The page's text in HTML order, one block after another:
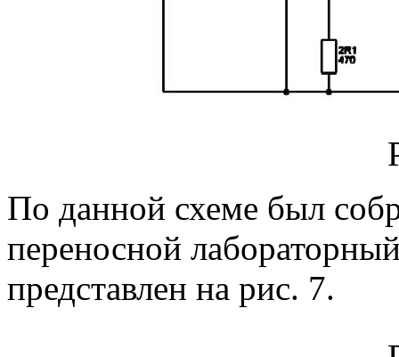
По данной схеме был
переносной
представлен на рис. 7.